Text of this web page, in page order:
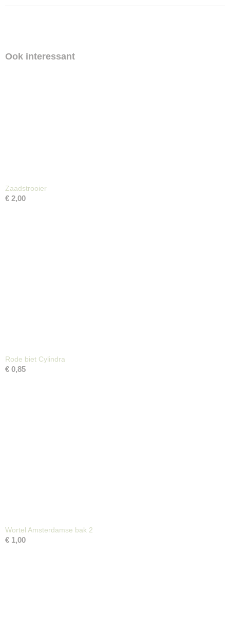
Ook interessant
Zaadstrooier
€ 2,00
Rode biet Cylindra
€ 0,85
Wortel Amsterdamse bak 2
€ 1,00